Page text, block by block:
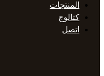
المنتجات
كتالوج
اتصل